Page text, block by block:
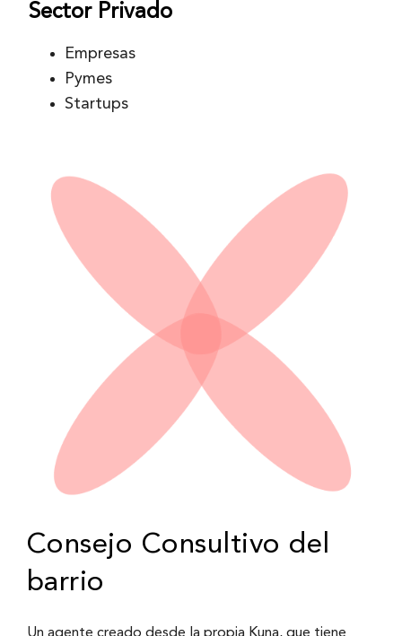
Sector Privado
Empresas
Pymes
Startups
Consejo Consultivo del
barrio
Un agente creado desde la propia Kuna, que tiene